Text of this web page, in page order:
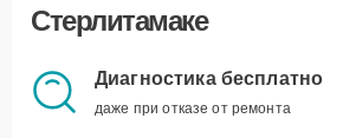
Стерлитамаке
Диагностика бесплатно
даже при отказе от ремонта